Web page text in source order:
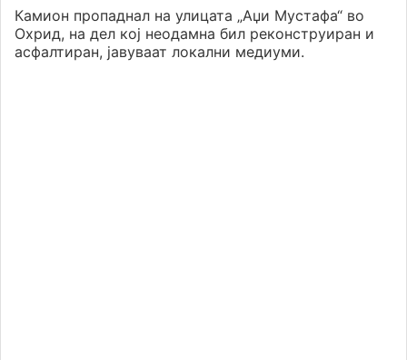
Камион пропаднал на улицата „Аџи Мустафа“ во
Охрид, на дел кој неодамна бил реконструиран и
асфалтиран, јавуваат локални медиуми.